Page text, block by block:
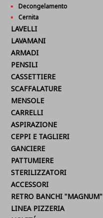
Decongelamento
Cernita
LAVELLI
LAVAMANI
ARMADI
PENSILI
CASSETTIERE
SCAFFALATURE
MENSOLE
CARRELLI
ASPIRAZIONE
CEPPI E TAGLIERI
GANCIERE
PATTUMIERE
STERILIZZATORI
ACCESSORI
RETRO BANCHI "MAGNUM"
LINEA PIZZERIA